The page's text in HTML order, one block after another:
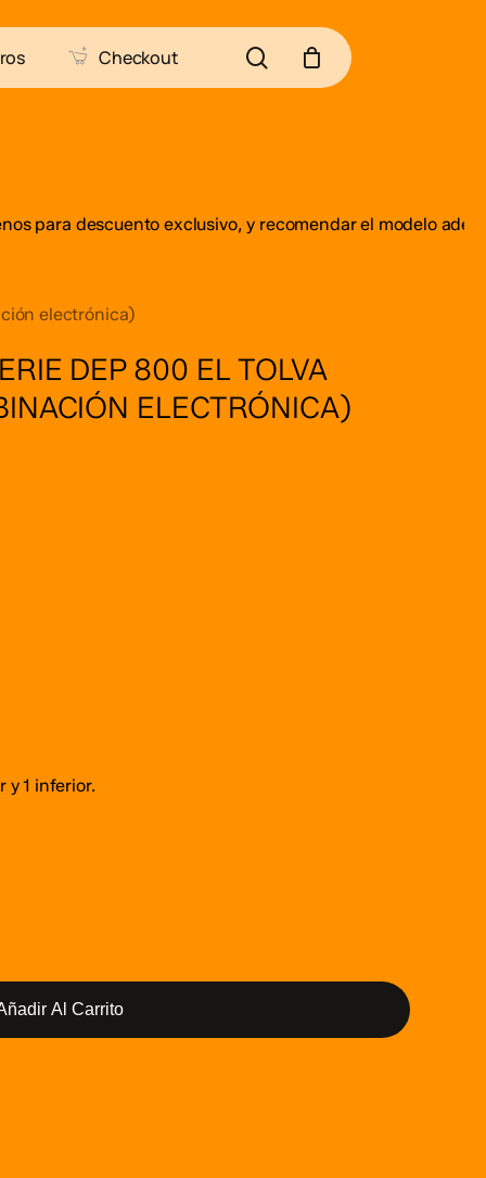
Checkout search
para descuento exclusivo, y recomendar el modelo
electrónica)
DEP 800 EL TOLVA
ELECTRÓNICA)
y 1 inferior.
Al Carrito
OLLE Caja de cobro Serie DEP 800 EL
electrónica)”